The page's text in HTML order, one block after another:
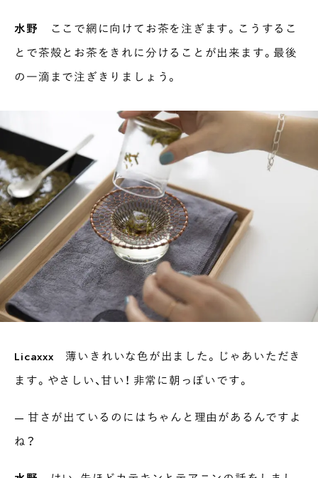
水野 ここで網に向けてお茶を注ぎます。こうするこ
とで茶殻とお茶をきれに分けることが出来ます。最後
の一滴まで注ぎきりましょう。
Licaxxx 薄いきれいな色が出ました。じゃあいただき
ます。やさしい、甘い！ 非常に朝っぽいです。
— 甘さが出ているのにはちゃんと理由があるんですよ
ね？